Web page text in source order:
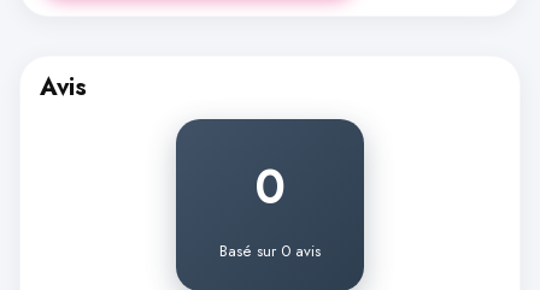
Avis
0
Basé sur 0 avis